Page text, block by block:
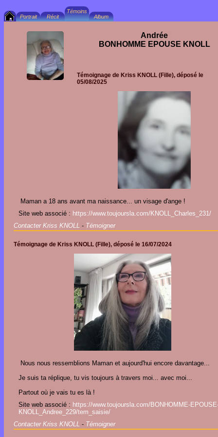
Andrée
BONHOMME EPOUSE KNOLL
Témoignage de Kriss KNOLL (Fille), déposé le
05/08/2025
Maman a 18 ans avant ma naissance... un visage d'ange !
Site web associé : https://www.toujoursla.com/KNOLL_Charles_231/
Contacter Kriss KNOLL - Témoigner
Témoignage de Kriss KNOLL (Fille), déposé le 16/07/2024
Nous nous ressemblions Maman et aujourd'hui encore davantage...
Je suis ta réplique, tu vis toujours à travers moi... avec moi...
Partout où je vais tu es là !
Site web associé : https://www.toujoursla.com/BONHOMME-
KNOLL_Andree_229/tem_saisie/
Contacter Kriss KNOLL - Témoigner